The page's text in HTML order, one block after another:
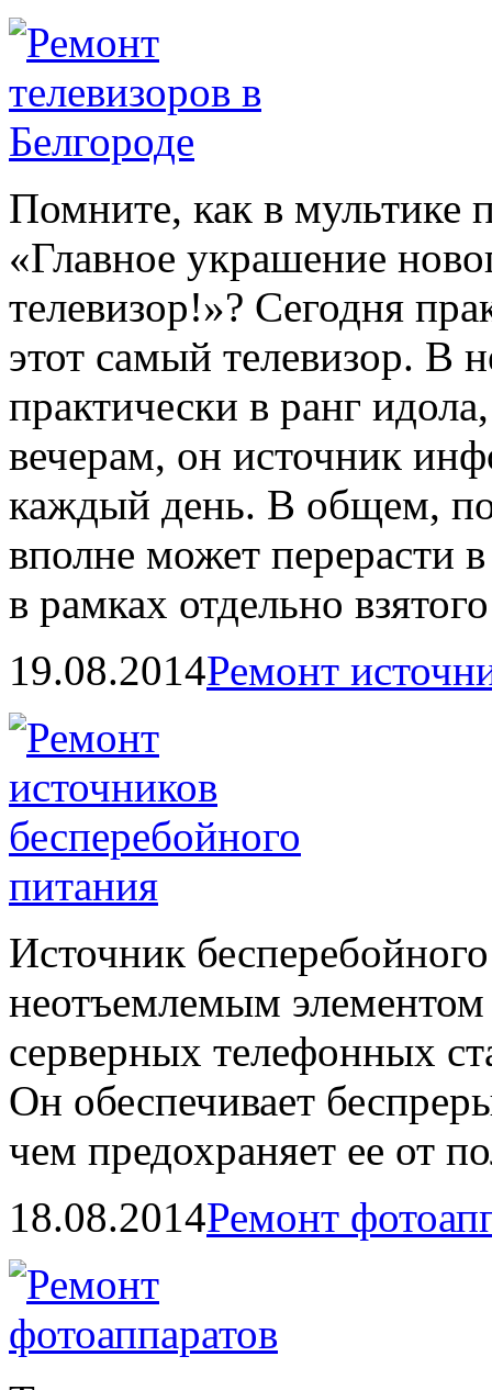
Помните, как в мультике
«Главное украшение
телевизор!»? Сегодня
этот самый телевизор. В
практически в ранг
вечерам, он источник
каждый день. В общем,
вполне может перерасти
в рамках отдельно
19.08.2014Ремонт
Источник
неотъемлемым
серверных телефонных
Он обеспечивает
чем предохраняет ее от
18.08.2014Ремонт